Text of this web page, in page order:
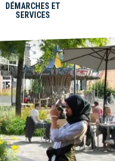
DÉMARCHES ET
SERVICES